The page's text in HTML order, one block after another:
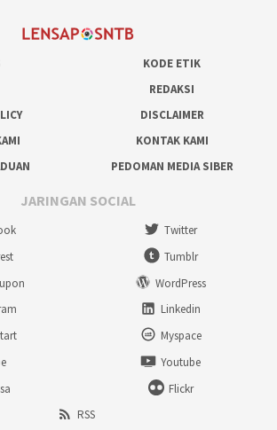
KODE ETIK
REDAKSI
DISCLAIMER
KONTAK KAMI
PEDOMAN MEDIA SIBER
JARINGAN SOCIAL
Twitter
Tumblr
WordPress
Linkedin
Myspace
Youtube
Flickr
RSS